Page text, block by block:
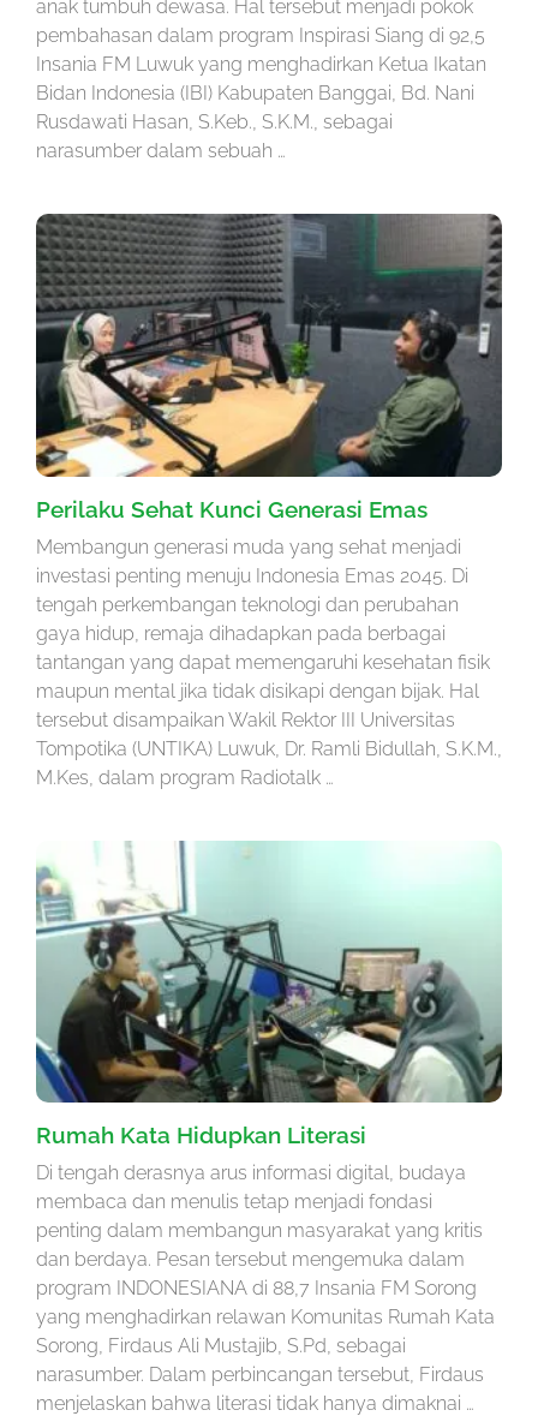
anak tumbuh dewasa. Hal tersebut menjadi pokok
pembahasan dalam program Inspirasi Siang di 92,5
Insania FM Luwuk yang menghadirkan Ketua Ikatan
Bidan Indonesia (IBI) Kabupaten Banggai, Bd. Nani
Rusdawati Hasan, S.Keb., S.K.M., sebagai
narasumber dalam sebuah …
Perilaku Sehat Kunci Generasi Emas
Membangun generasi muda yang sehat menjadi
investasi penting menuju Indonesia Emas 2045. Di
tengah perkembangan teknologi dan perubahan
gaya hidup, remaja dihadapkan pada berbagai
tantangan yang dapat memengaruhi kesehatan fisik
maupun mental jika tidak disikapi dengan bijak. Hal
tersebut disampaikan Wakil Rektor III Universitas
Tompotika (UNTIKA) Luwuk, Dr. Ramli Bidullah, S.K.M.,
M.Kes, dalam program Radiotalk …
Rumah Kata Hidupkan Literasi
Di tengah derasnya arus informasi digital, budaya
membaca dan menulis tetap menjadi fondasi
penting dalam membangun masyarakat yang kritis
dan berdaya. Pesan tersebut mengemuka dalam
program INDONESIANA di 88,7 Insania FM Sorong
yang menghadirkan relawan Komunitas Rumah Kata
Sorong, Firdaus Ali Mustajib, S.Pd, sebagai
narasumber. Dalam perbincangan tersebut, Firdaus
menjelaskan bahwa literasi tidak hanya dimaknai …